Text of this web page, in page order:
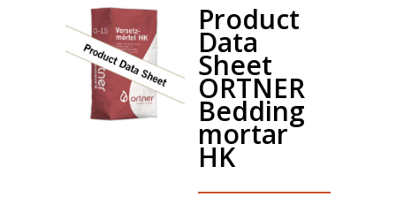
Product
Data
Sheet
ORTNER
Bedding
mortar
HK